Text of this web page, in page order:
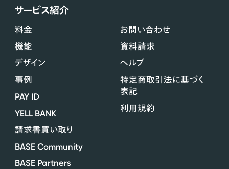
サービス紹介
料金
機能
デザイン
事例
PAY ID
YELL BANK
請求書買い取り
BASE Community
BASE Partners
お問い合わせ
資料請求
ヘルプ
特定商取引法に基づく
表記
利用規約